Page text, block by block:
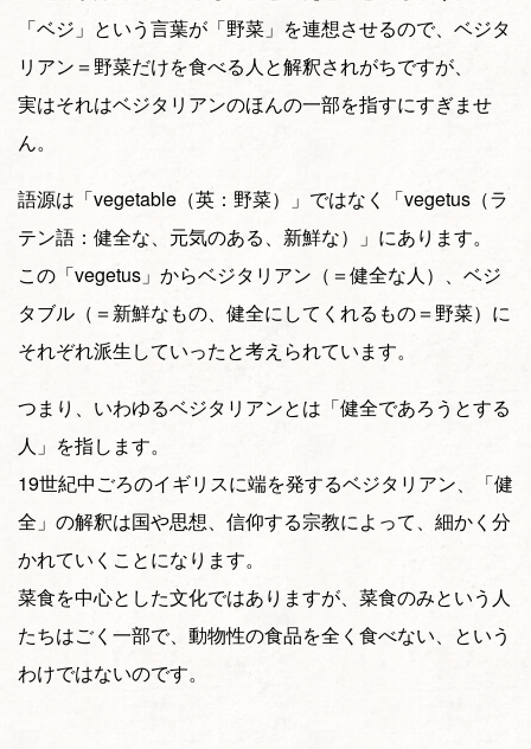
「ベジ」という言葉が「野菜」を連想させるので、ベジタ
リアン＝野菜だけを食べる人と解釈されがちですが、
実はそれはベジタリアンのほんの一部を指すにすぎませ
ん。
語源は「vegetable（英：野菜）」ではなく「vegetus（ラ
テン語：健全な、元気のある、新鮮な）」にあります。
この「vegetus」からベジタリアン（＝健全な人）、ベジ
タブル（＝新鮮なもの、健全にしてくれるもの＝野菜）に
それぞれ派生していったと考えられています。
つまり、いわゆるベジタリアンとは「健全であろうとする
人」を指します。
19世紀中ごろのイギリスに端を発するベジタリアン、「健
全」の解釈は国や思想、信仰する宗教によって、細かく分
かれていくことになります。
菜食を中心とした文化ではありますが、菜食のみという人
たちはごく一部で、動物性の食品を全く食べない、という
わけではないのです。